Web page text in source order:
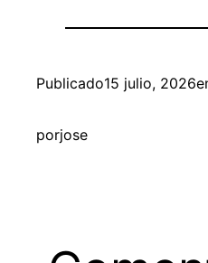
Publicado15 julio, 2026
porjose